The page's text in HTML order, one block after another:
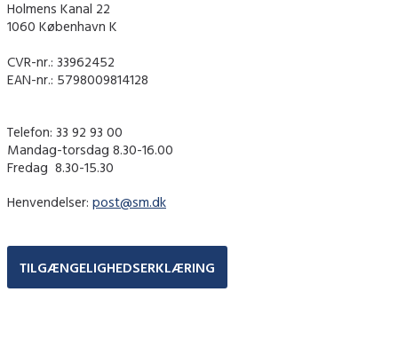
Holmens Kanal 22
1060 København K
CVR-nr.: 33962452
EAN-nr.: 5798009814128
Telefon: 33 92 93 00
Mandag-torsdag 8.30-16.00
Fredag ​ 8.30-15.30
Henvendelser: post@sm.dk
TILGÆNGELIGHEDSERKLÆRING